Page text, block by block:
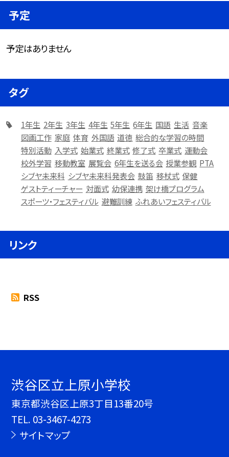
予定
予定はありません
タグ
1年生 2年生 3年生 4年生 5年生 6年生 国語 生活 音楽
図画工作 家庭 体育 外国語 道徳 総合的な学習の時間
特別活動 入学式 始業式 終業式 修了式 卒業式 運動会
校外学習 移動教室 展覧会 6年生を送る会 授業参観 PTA
シブヤ未来科 シブヤ未来科発表会 鼓笛 移杖式 保健
ゲストティーチャー 対面式 幼保連携 架け橋プログラム
スポーツ・フェスティバル 避難訓練 ふれあいフェスティバル
リンク
RSS
渋谷区立上原小学校
東京都渋谷区上原3丁目13番20号
TEL. 03-3467-4273
サイトマップ